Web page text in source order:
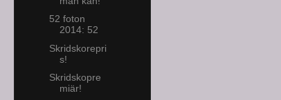
52 foton
2014: 52
Skridskorepri
s!
Skridskopre
miär!